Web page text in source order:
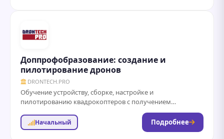
Доппрофобразование: создание и
пилотирование дронов
DRONTECH.PRO
Обучение устройству, сборке, настройке и
пилотированию квадрокоптеров с получением
удостоверения гособразца. Дополнительное
профессиональное образование по дронам: ученик
получит уверенные знания...
Начальный Подробнее